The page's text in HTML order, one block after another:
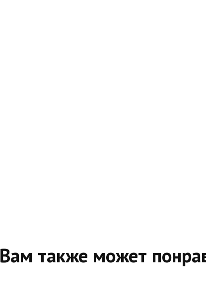
Вам также может